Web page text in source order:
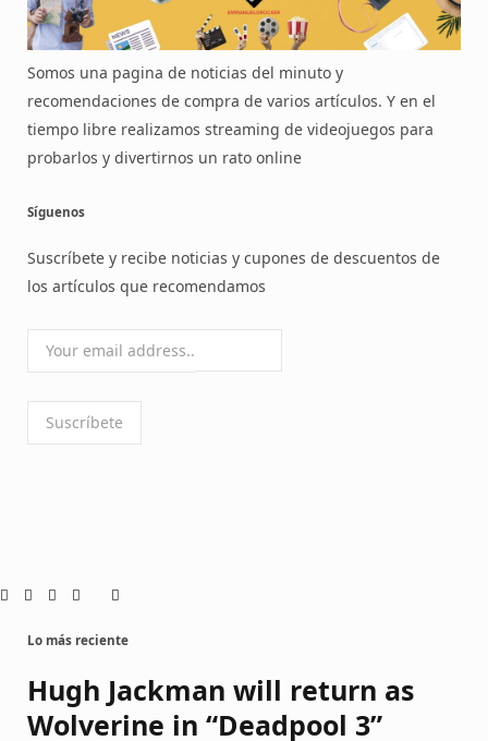
Somos una pagina de noticias del minuto y
recomendaciones de compra de varios artículos. Y en el
tiempo libre realizamos streaming de videojuegos para
probarlos y divertirnos un rato online
Síguenos
Suscríbete y recibe noticias y cupones de descuentos de
los artículos que recomendamos
Lo más reciente
Hugh Jackman will return as
Wolverine in “Deadpool 3”